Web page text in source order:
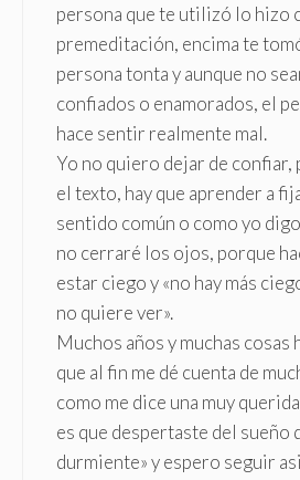
persona que te utilizó lo hizo
premeditación, encima te
persona tonta y aunque no
confiados o enamorados, el
hace sentir realmente mal.
Yo no quiero dejar de confiar,
el texto, hay que aprender a
sentido común o como yo
no cerraré los ojos, porque
estar ciego y «no hay más
no quiere ver».
Muchos años y muchas cosas
que al fin me dé cuenta de
como me dice una muy
es que despertaste del sueño
durmiente» y espero seguir